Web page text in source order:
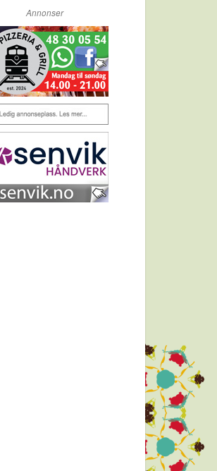
Annonser